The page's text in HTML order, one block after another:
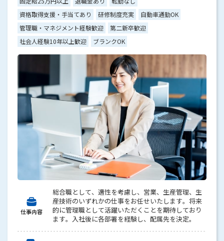
資格取得支援・手当てあり
研修制度充実
自動車通勤OK
管理職・マネジメント経験歓迎
第二新卒歓迎
社会人経験10年以上歓迎
ブランクOK
仕事内容
総合職として、適性を考慮し、営業、生産管理、生
産技術のいずれかの仕事をお任せいたします。将来
的に管理職として活躍いただくことを期待しており
ます。入社後に各部署を経験し、配属先を決定。